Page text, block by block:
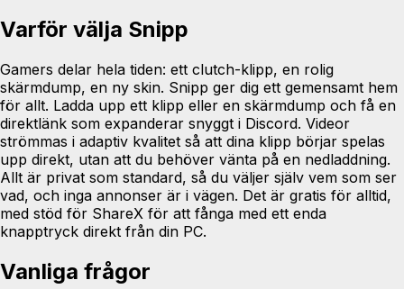
Varför välja Snipp
Gamers delar hela tiden: ett clutch-klipp, en rolig
skärmdump, en ny skin. Snipp ger dig ett gemensamt hem
för allt. Ladda upp ett klipp eller en skärmdump och få en
direktlänk som expanderar snyggt i Discord. Videor
strömmas i adaptiv kvalitet så att dina klipp börjar spelas
upp direkt, utan att du behöver vänta på en nedladdning.
Allt är privat som standard, så du väljer själv vem som ser
vad, och inga annonser är i vägen. Det är gratis för alltid,
med stöd för ShareX för att fånga med ett enda
knapptryck direkt från din PC.
Vanliga frågor